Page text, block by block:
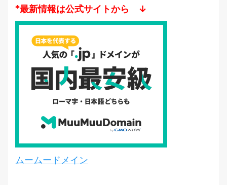
*最新情報は公式サイトから ↓
ムームードメイン